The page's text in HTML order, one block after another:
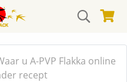
u A-PVP Flakka online
recept